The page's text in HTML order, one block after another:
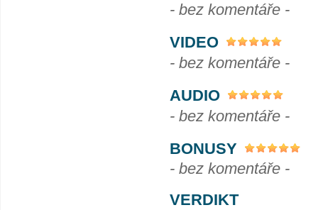
- bez komentáře -
VIDEO
- bez komentáře -
AUDIO
- bez komentáře -
BONUSY
- bez komentáře -
VERDIKT